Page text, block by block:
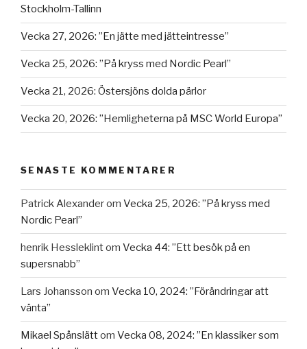
Stockholm-Tallinn
Vecka 27, 2026: ”En jätte med jätteintresse”
Vecka 25, 2026: ”På kryss med Nordic Pearl”
Vecka 21, 2026: Östersjöns dolda pärlor
Vecka 20, 2026: ”Hemligheterna på MSC World Europa”
SENASTE KOMMENTARER
Patrick Alexanderom Vecka 25, 2026: ”På kryss med
Nordic Pearl”
henrik Hessleklintom Vecka 44: ”Ett besök på en
supersnabb”
Lars Johansson om Vecka 10, 2024: ”Förändringar att
vänta”
Mikael Spånslättom Vecka 08, 2024: ”En klassiker som